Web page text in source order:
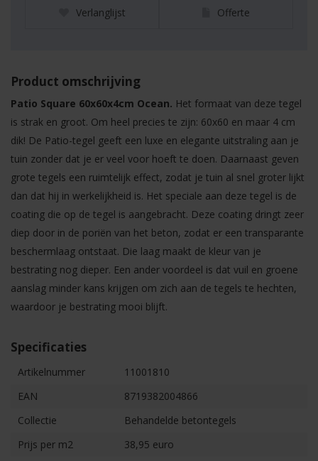
Verlanglijst Offerte
Product omschrijving
Patio Square 60x60x4cm Ocean. Het formaat van deze tegel
is strak en groot. Om heel precies te zijn: 60x60 en maar 4 cm
dik! De Patio-tegel geeft een luxe en elegante uitstraling aan je
tuin zonder dat je er veel voor hoeft te doen. Daarnaast geven
grote tegels een ruimtelijk effect, zodat je tuin al snel groter lijkt
dan dat hij in werkelijkheid is. Het speciale aan deze tegel is de
coating die op de tegel is aangebracht. Deze coating dringt zeer
diep door in de poriën van het beton, zodat er een transparante
beschermlaag ontstaat. Die laag maakt de kleur van je
bestrating nog dieper. Een ander voordeel is dat vuil en groene
aanslag minder kans krijgen om zich aan de tegels te hechten,
waardoor je bestrating mooi blijft.
Specificaties
Artikelnummer
11001810
EAN
8719382004866
Collectie
Behandelde betontegels
Prijs per m2
38,95 euro